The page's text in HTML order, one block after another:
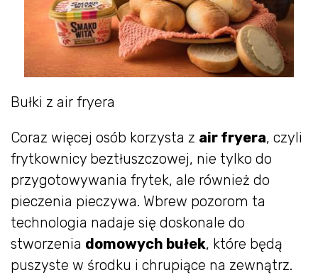
Bułki z air fryera
Coraz więcej osób korzysta z air fryera, czyli
frytkownicy beztłuszczowej, nie tylko do
przygotowywania frytek, ale również do
pieczenia pieczywa. Wbrew pozorom ta
technologia nadaje się doskonale do
stworzenia domowych bułek, które będą
puszyste w środku i chrupiące na zewnątrz.